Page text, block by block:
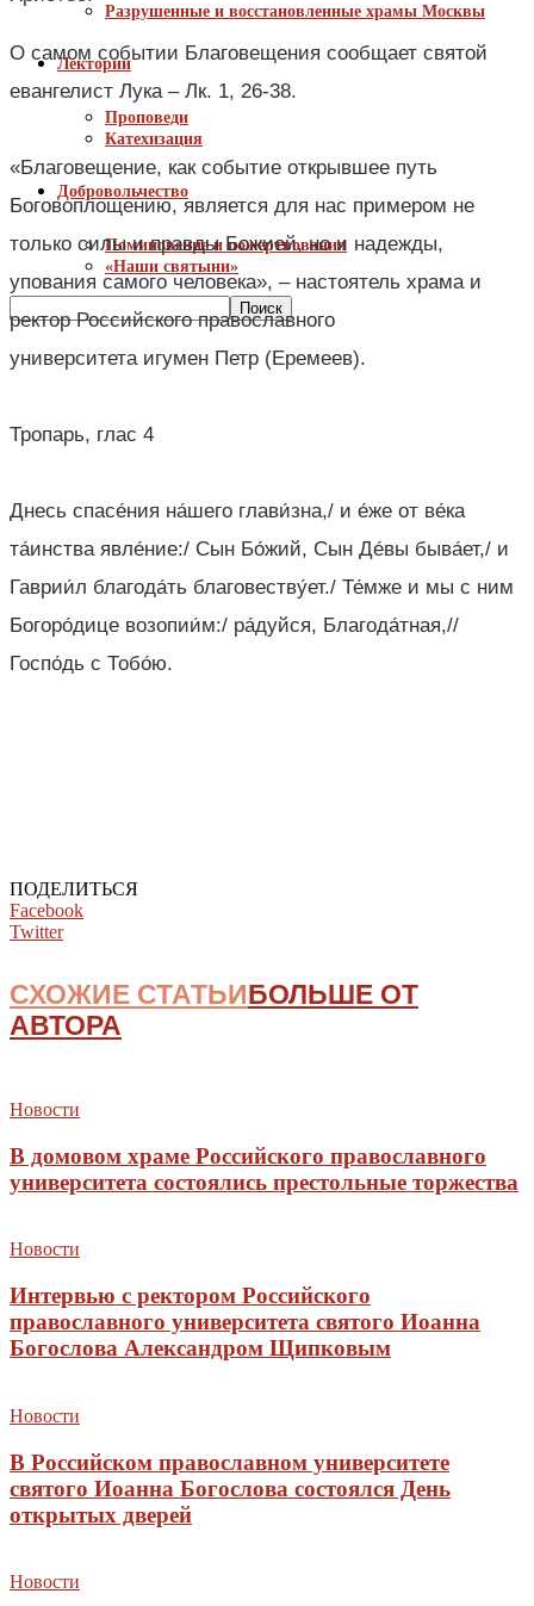
Разрушенные и восстановленные храмы Москвы
Лектории
Проповеди
Катехизация
Добровольчество
Поминовение и пожертвования
«Наши святыни»
О самом событии Благовещения сообщает святой
евангелист Лука – Лк. 1, 26-38.
«Благовещение, как событие открывшее путь
Боговоплощению, является для нас примером не
только силы и правды Божией, но и надежды,
упования самого человека», – настоятель храма и
ректор Российского православного
университета игумен Петр (Еремеев).
Тропарь, глас 4
Днесь спасе́ния на́шего глави́зна,/ и е́же от ве́ка
та́инства явле́ние:/ Сын Бо́жий, Сын Де́вы быва́ет,/ и
Гаврии́л благода́ть благовеству́ет./ Те́мже и мы с ним
Богоро́дице возопии́м:/ ра́дуйся, Благода́тная,//
Госпо́дь с Тобо́ю.
ПОДЕЛИТЬСЯ
Facebook
Twitter
СХОЖИЕ СТАТЬИБОЛЬШЕ ОТ
АВТОРА
Новости
В домовом храме Российского православного
университета состоялись престольные торжества
Новости
Интервью с ректором Российского
православного университета святого Иоанна
Богослова Александром Щипковым
Новости
В Российском православном университете
святого Иоанна Богослова состоялся День
открытых дверей
Новости